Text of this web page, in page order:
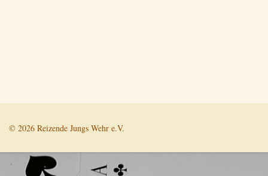
© 2026 Reizende Jungs Wehr e.V.